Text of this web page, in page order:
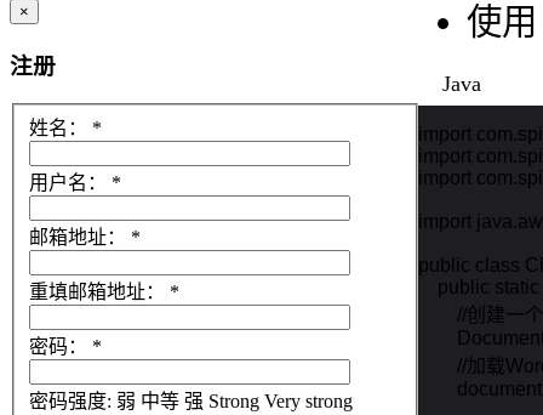
使
Java
import
import
import
import
public class
public
//创建
//加载
×
注册
姓名： *
用户名： *
邮箱地址： *
重填邮箱地址： *
密码： *
密码强度: 弱 中等 强 Strong Very strong